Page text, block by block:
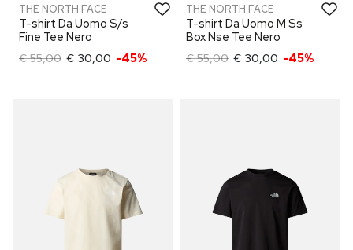
THE NORTH FACE
T-shirt Da Uomo S/s
Fine Tee Nero
€ 55,00 € 30,00 -45%
THE NORTH FACE
T-shirt Da Uomo M Ss
Box Nse Tee Nero
€ 55,00 € 30,00 -45%